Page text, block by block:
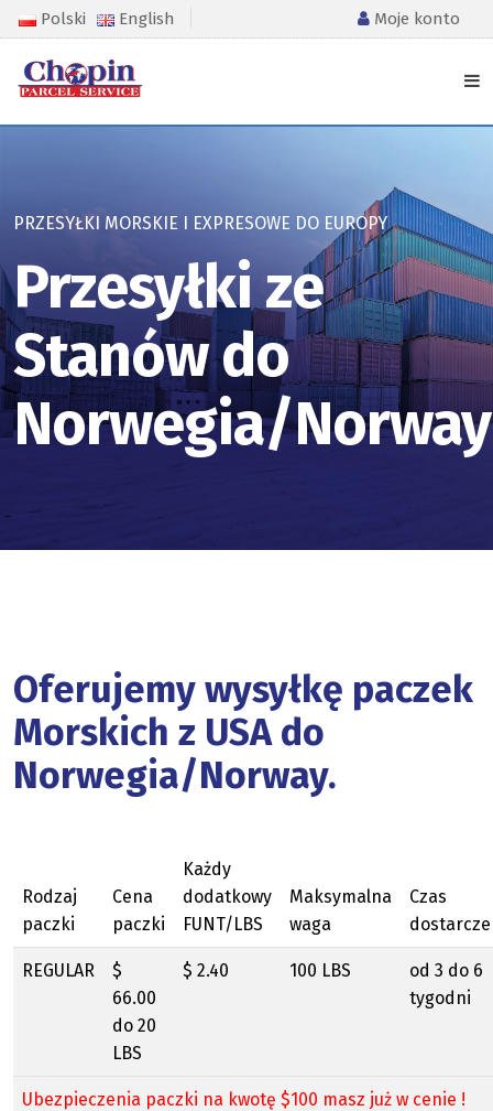
Polski English Moje konto
PRZESYŁKI MORSKIE I EXPRESOWE DO EUROPY
Przesyłki ze
Stanów do
Norwegia/Norway
Oferujemy wysyłkę paczek
Morskich z USA do
Norwegia/Norway.
Rodzaj
paczki
Cena
paczki
Każdy
dodatkowy
FUNT/LBS
Maksymalna
waga
Czas
REGULAR
$
66.00
do 20
LBS
$ 2.40 100 LBS
od 3 do 6
tygodni
Ubezpieczenia paczki na kwotę $100 masz już w cenie !